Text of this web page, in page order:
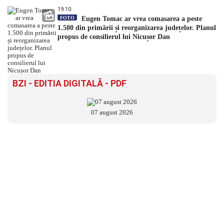
19:10
FOTO
Eugen Tomac ar vrea comasarea a peste
1.500 din primării și reorganizarea județelor. Planul
propus de consilierul lui Nicușor Dan
BZI - EDITIA DIGITALĂ - PDF
07 august 2026